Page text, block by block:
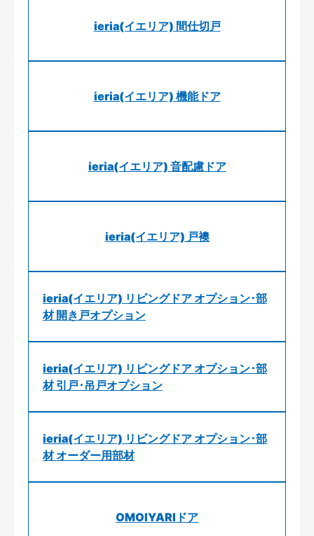
ieria(イエリア) 間仕切戸
ieria(イエリア) 機能ドア
ieria(イエリア) 音配慮ドア
ieria(イエリア) 戸襖
ieria(イエリア) リビングドア オプション･部
材 開き戸オプション
ieria(イエリア) リビングドア オプション･部
材 引戸･吊戸オプション
ieria(イエリア) リビングドア オプション･部
材 オーダー用部材
OMOIYARIドア